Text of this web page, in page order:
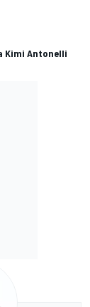
Kimi Antonelli